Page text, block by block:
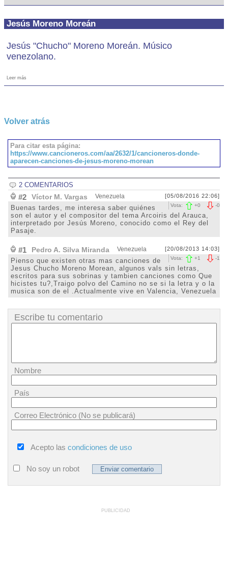
Jesús Moreno Moreán
Jesús "Chucho" Moreno Moreán. Músico
venezolano.
Leer más
Volver atrás
Para citar esta página:
https://www.cancioneros.com/aa/2632/1/cancioneros-donde-
aparecen-canciones-de-jesus-moreno-morean
2 COMENTARIOS
#2 Víctor M. Vargas Venezuela [05/08/2016 22:06]
-0
Vota: +0
Buenas tardes, me interesa saber quiénes
son el autor y el compositor del tema Arcoiris del Arauca,
interpretado por Jesús Moreno, conocido como el Rey del
Pasaje.
#1 Pedro A. Silva Miranda Venezuela [20/08/2013 14:03]
-1
Vota: +1
Pienso que existen otras mas canciones de
Jesus Chucho Moreno Morean, algunos vals sin letras,
escritos para sus sobrinas y tambien canciones como Que
hicistes tu?,Traigo polvo del Camino no se si la letra y o la
musica son de el .Actualmente vive en Valencia, Venezuela
Escribe tu comentario
Nombre
País
Correo Electrónico (No se publicará)
Acepto las condiciones de uso
No soy un robot
PUBLICIDAD